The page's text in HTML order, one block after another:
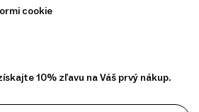
cookie
10% zľavu na Váš prvý nákup.